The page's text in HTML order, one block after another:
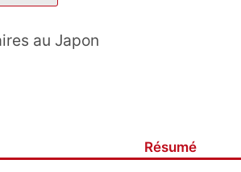
au Japon
Résumé